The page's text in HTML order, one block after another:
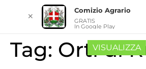
Tag: Orti di
✕
Comizio Agrario
GRATIS
In Google Play
VISUALIZZA